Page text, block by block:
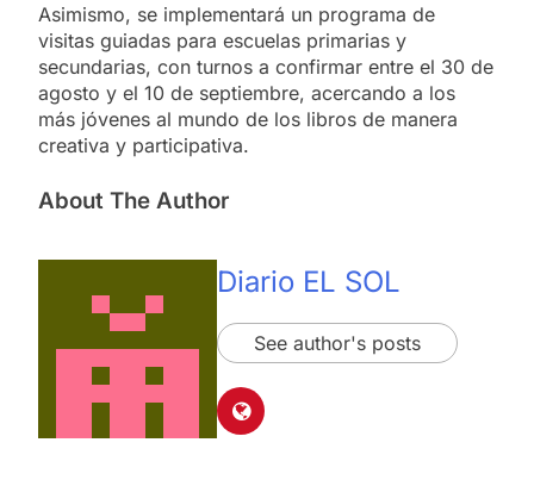
Asimismo, se implementará un programa de
visitas guiadas para escuelas primarias y
secundarias, con turnos a confirmar entre el 30 de
agosto y el 10 de septiembre, acercando a los
más jóvenes al mundo de los libros de manera
creativa y participativa.
About The Author
Diario EL SOL
See author's posts